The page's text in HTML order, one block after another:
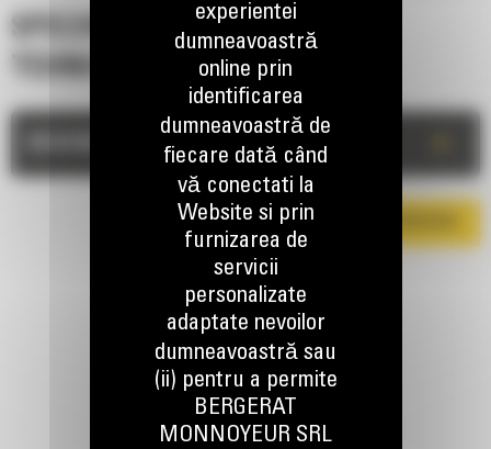
SPECIFICATII
TEHNICE
TINEM LEGATURA
experientei
dumneavoastră
online prin
identificarea
dumneavoastră de
fiecare dată când
vă conectati la
Website si prin
furnizarea de
servicii
personalizate
adaptate nevoilor
dumneavoastră sau
(ii) pentru a permite
BERGERAT
MONNOYEUR SRL